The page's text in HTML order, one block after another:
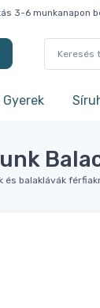
3-6 munkanapon
Gyerek
és balaklávák